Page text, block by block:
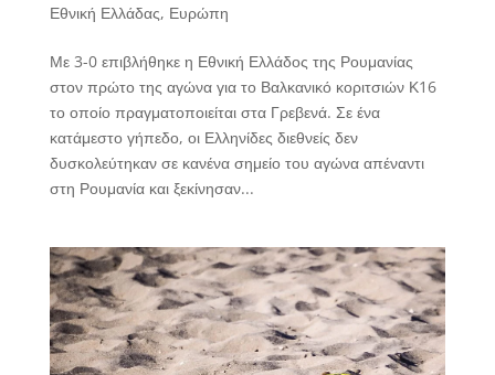
Εθνική Ελλάδας, Ευρώπη
Με 3-0 επιβλήθηκε η Εθνική Ελλάδος της Ρουμανίας
στον πρώτο της αγώνα για το Βαλκανικό κοριτσιών Κ16
το οποίο πραγματοποιείται στα Γρεβενά. Σε ένα
κατάμεστο γήπεδο, οι Ελληνίδες διεθνείς δεν
δυσκολεύτηκαν σε κανένα σημείο του αγώνα απέναντι
στη Ρουμανία και ξεκίνησαν...